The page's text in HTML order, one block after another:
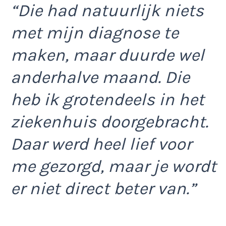
“Die had natuurlijk niets
met mijn diagnose te
maken, maar duurde wel
anderhalve maand. Die
heb ik grotendeels in het
ziekenhuis doorgebracht.
Daar werd heel lief voor
me gezorgd, maar je wordt
er niet direct beter van.”